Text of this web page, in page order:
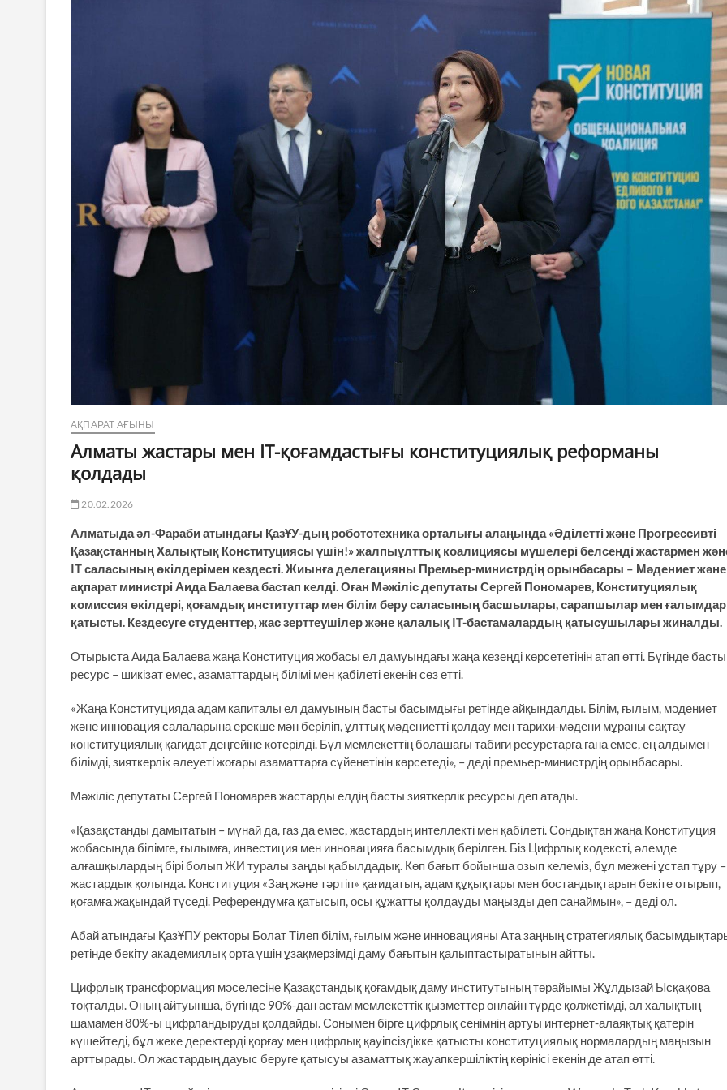
АҚПАРАТ АҒЫНЫ
Алматы жастары мен IT-қоғамдастығы конституциялық реформаны
қолдады
20.02.2026
Алматыда әл-Фараби атындағы ҚазҰУ-дың робототехника орталығы алаңында «Әділетті және Прогрессивті
Қазақстанның Халықтық Конституциясы үшін!» жалпыұлттық коалициясы мүшелері белсенді жастармен
IT саласының өкілдерімен кездесті. Жиынға делегацияны Премьер-министрдің орынбасары – Мәдениет және
ақпарат министрі Аида Балаева бастап келді. Оған Мәжіліс депутаты Сергей Пономарев, Конституциялық
комиссия өкілдері, қоғамдық институттар мен білім беру саласының басшылары, сарапшылар мен ғалымдар
қатысты. Кездесуге студенттер, жас зерттеушілер және қалалық IT-бастамалардың қатысушылары жиналды.
Отырыста Аида Балаева жаңа Конституция жобасы ел дамуындағы жаңа кезеңді көрсететінін атап өтті. Бүгінде басты
ресурс – шикізат емес, азаматтардың білімі мен қабілеті екенін сөз етті.
«Жаңа Конституцияда адам капиталы ел дамуының басты басымдығы ретінде айқындалды. Білім, ғылым, мәдениет
және инновация салаларына ерекше мән беріліп, ұлттық мәдениетті қолдау мен тарихи-мәдени мұраны сақтау
конституциялық қағидат деңгейіне көтерілді. Бұл мемлекеттің болашағы табиғи ресурстарға ғана емес, ең алдымен
білімді, зияткерлік әлеуеті жоғары азаматтарға сүйенетінін көрсетеді», – деді премьер-министрдің орынбасары.
Мәжіліс депутаты Сергей Пономарев жастарды елдің басты зияткерлік ресурсы деп атады.
«Қазақстанды дамытатын – мұнай да, газ да емес, жастардың интеллекті мен қабілеті. Сондықтан жаңа Конституция
жобасында білімге, ғылымға, инвестиция мен инновацияға басымдық берілген. Біз Цифрлық кодексті, әлемде
алғашқылардың бірі болып ЖИ туралы заңды қабылдадық. Көп бағыт бойынша озып келеміз, бұл межені ұстап тұру –
жастардык қолында. Конституция «Заң және тәртіп» қағидатын, адам құқықтары мен бостандықтарын бекіте отырып,
қоғамға жақындай түседі. Референдумға қатысып, осы құжатты қолдауды маңызды деп санаймын», – деді ол.
Абай атындағы ҚазҰПУ ректоры Болат Тілеп білім, ғылым және инновацияны Ата заңның стратегиялық
ретінде бекіту академиялық орта үшін ұзақмерзімді даму бағытын қалыптастыратынын айтты.
Цифрлық трансформация мәселесіне Қазақстандық қоғамдық даму институтының төрайымы Жұлдызай Ысқақова
тоқталды. Оның айтуынша, бүгінде 90%-дан астам мемлекеттік қызметтер онлайн түрде қолжетімді, ал халықтың
шамамен 80%-ы цифрландыруды қолдайды. Сонымен бірге цифрлық сенімнің артуы интернет-алаяқтық қатерін
күшейтеді, бұл жеке деректерді қорғау мен цифрлық қауіпсіздікке қатысты конституциялық нормалардың маңызын
арттырады. Ол жастардың дауыс беруге қатысуы азаматтық жауапкершіліктің көрінісі екенін де атап өтті.